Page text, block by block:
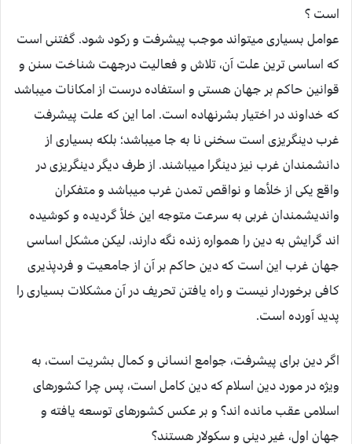
است ؟
عوامل بسيارى ميتواند موجب پيشرفت و ركود شود. گفتنى است
كه اساسى ترين علت آن، تلاش و فعاليت درجهت شناخت سنن و
قوانين حاكم بر جهان هستى و استفاده درست از امكانات ميباشد
كه خداوند در اختيار بشرنهاده است. اما اين كه علت پيشرفت
غرب دين‏گريزى است سخنى نا به جا ميباشد؛ بلكه بسيارى از
دانشمندان غرب نيز دين‏گرا ميباشند. از طرف ديگر دين‏گريزى در
واقع يكى از خلأها و نواقص تمدن غرب ميباشد و متفكران
وانديشمندان غربى به سرعت متوجه اين خلأ گرديده و كوشيده‏
اند گرايش به دين را همواره زنده نگه دارند، ليكن مشكل اساسى
جهان غرب اين است كه دين حاكم بر آن از جامعيت و فردپذيرى
كافى برخوردار نيست و راه يافتن تحريف در آن مشكلات بسيارى را
پديد آورده است.
اگر دين براى پيشرفت، جوامع انسانى و كمال بشريت است، به
ويژه در مورد دين اسلام كه دين كامل است، پس چرا كشورهاى
اسلامى عقب مانده اند؟ و بر عكس كشورهاى توسعه يافته و
جهان اول، غير دينى و سكولار هستند؟